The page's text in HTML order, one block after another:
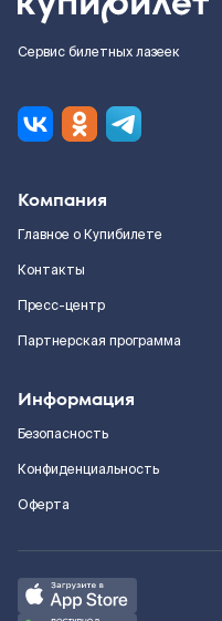
Сервис билетных лазеек
Компания
Главное о Купибилете
Контакты
Пресс-центр
Партнерская программа
Информация
Безопасность
Конфиденциальность
Оферта